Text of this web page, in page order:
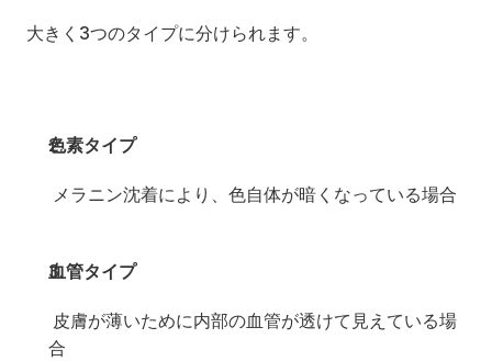
大きく3つのタイプに分けられます。
色素タイプ
メラニン沈着により、色自体が暗くなっている場合
血管タイプ
合